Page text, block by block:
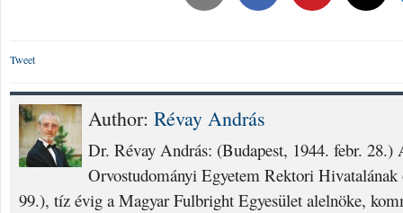
Tweet
Author: Révay András
Dr. Révay András: (Budapest, 1944. febr. 28.)
Orvostudományi Egyetem Rektori Hivatalának
99.), tíz évig a Magyar Fulbright Egyesület alelnöke,